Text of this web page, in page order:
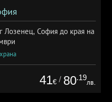
Лозенец, София до края на
41€ / 80.19
лв.